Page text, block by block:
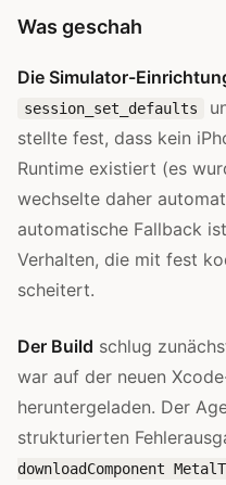
Was geschah
Die Simulator-
session_set_defaults
stellte fest, dass kein
Runtime existiert (es
wechselte daher
automatische Fallback
Verhalten, die mit fest
scheitert.
Der Build schlug
war auf der neuen
heruntergeladen. Der
strukturierten
downloadComponent